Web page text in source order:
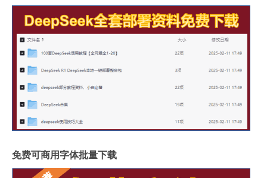
免费可商用字体批量下载